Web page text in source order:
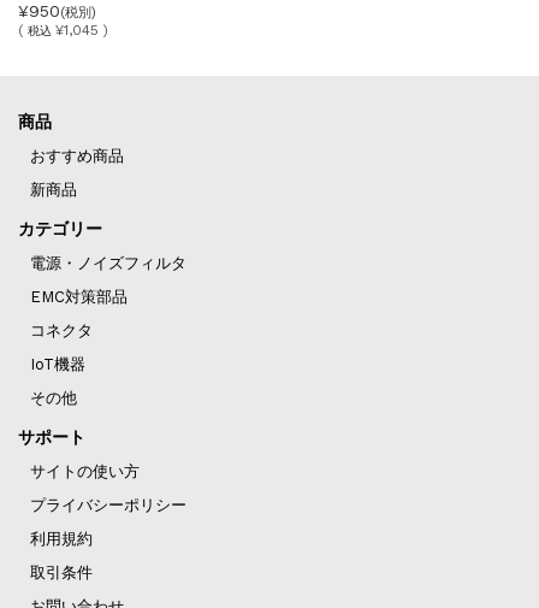
¥950(税別)
( 税込 ¥1,045 )
商品
おすすめ商品
新商品
カテゴリー
電源・ノイズフィルタ
EMC対策部品
コネクタ
IoT機器
その他
サポート
サイトの使い方
プライバシーポリシー
利用規約
取引条件